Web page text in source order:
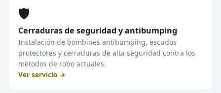
🛡️
Cerraduras de seguridad y antibumping
Instalación de bombines antibumping, escudos
protectores y cerraduras de alta seguridad contra los
métodos de robo actuales.
Ver servicio →